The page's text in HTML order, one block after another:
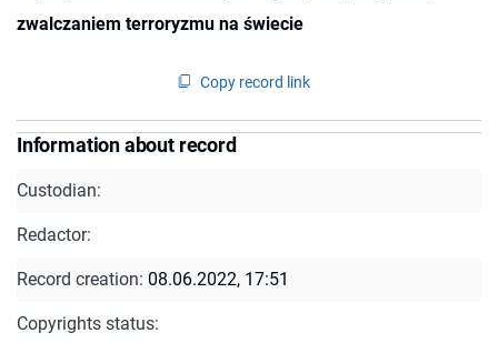
zwalczaniem terroryzmu na świecie
Copy record link
Information about record
Custodian:
Redactor:
Record creation: 08.06.2022, 17:51
Copyrights status: